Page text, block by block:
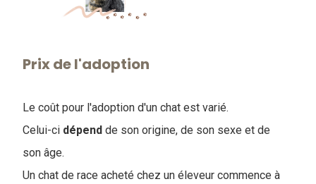
Prix de l'adoption
Le coût pour l'adoption d'un chat est varié.
Celui-ci dépend de son origine, de son sexe et de
son âge.
Un chat de race acheté chez un éleveur commence à